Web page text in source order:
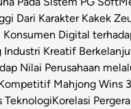
Dari Karakter Kakek
Konsumen Digital
Industri Kreatif
Nilai Perusahaan
Mahjong Wins
TeknologiKorelasi